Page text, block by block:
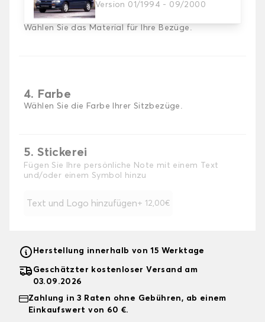
Version 01/1994 - 09/2000
3. Material
Wählen Sie das Material für Ihre Bezüge.
4. Farbe
Wählen Sie die Farbe Ihrer Sitzbezüge.
5. Stickerei
Fügen Sie Ihre persönliche Note mit einem Text
und/oder einem Symbol hinzu
Text und Logo hinzufügen + 12,00€
Herstellung innerhalb von 15 Werktage
Geschätzter kostenloser Versand am
03.09.2026
Zahlung in 3 Raten ohne Gebühren, ab einem
Einkaufswert von 60 €.